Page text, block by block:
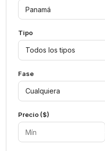
Tipo
Todos los tipos
Fase
Cualquiera
Precio ($)